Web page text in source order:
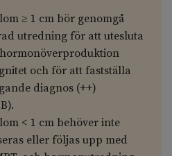
≥ 1 cm bör genomgå
utredning för att utesluta
och för att fastställa
diagnos (++)
< 1 cm behöver inte
eller följas upp med